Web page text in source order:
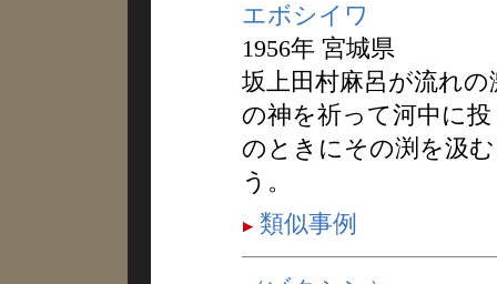
エボシイワ
1956年 宮城県
坂上田村麻呂が流れ
の神を祈って河中に
のときにその渕を汲
う。
類似事例